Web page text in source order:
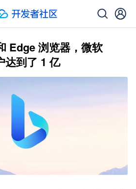
Edge 浏览器，微软
达到了 1 亿